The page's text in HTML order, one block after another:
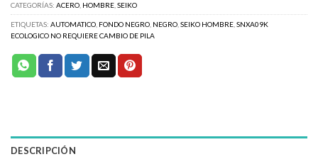
CATEGORÍAS: ACERO HOMBRE SEIKO
ETIQUETAS: AUTOMATICO FONDO NEGRO NEGRO SEIKO HOMBRE SNXA09K
ECOLOGICO NO REQUIERE CAMBIO DE PILA
DESCRIPCIÓN